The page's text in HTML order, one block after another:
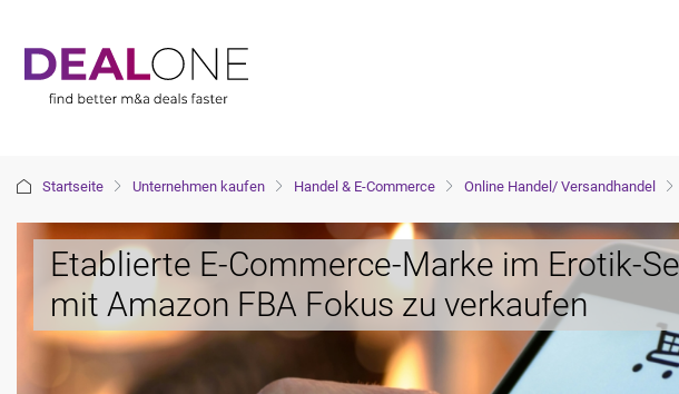
Startseite Unternehmen kaufen Handel & E-Commerce Online Handel/ Versandhandel
Etablierte E-Commerce-Marke im Erotik-
mit Amazon FBA Fokus zu verkaufen